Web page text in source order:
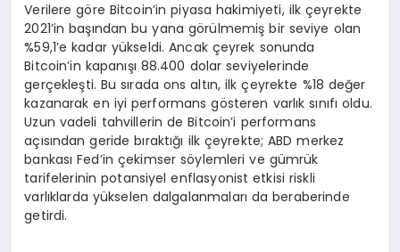
Verilere göre Bitcoin’in piyasa hakimiyeti, ilk çeyrekte
2021’in başından bu yana görülmemiş bir seviye olan
%59,1’e kadar yükseldi. Ancak çeyrek sonunda
Bitcoin’in kapanışı 88.400 dolar seviyelerinde
gerçekleşti. Bu sırada ons altın, ilk çeyrekte %18 değer
kazanarak en iyi performans gösteren varlık sınıfı oldu.
Uzun vadeli tahvillerin de Bitcoin’i performans
açısından geride bıraktığı ilk çeyrekte; ABD merkez
bankası Fed’in çekimser söylemleri ve gümrük
tarifelerinin potansiyel enflasyonist etkisi riskli
varlıklarda yükselen dalgalanmaları da beraberinde
getirdi.